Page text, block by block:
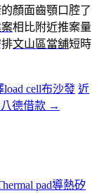
顏面齒顎口腔了
相比附近推案量
文山區當舖短時
cell布沙發 近
德借款 →
pad導熱矽